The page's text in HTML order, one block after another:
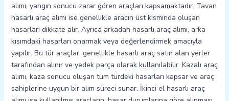
alımı, yangın sonucu zarar gören araçları kapsamaktadır. Tavan
hasarlı araç alımı ise genellikle aracın üst kısmında oluşan
hasarları dikkate alır. Ayrıca arkadan hasarlı araç alımı, arka
kısımdaki hasarları onarmak veya değerlendirmek amacıyla
yapılır. Bu tür araçlar, genellikle hasarlı araç satın alan yerler
tarafından alınır ve yedek parça olarak kullanılabilir. Kazalı araç
alımı, kaza sonucu oluşan tüm türdeki hasarları kapsar ve araç
sahiplerine uygun bir alım süreci sunar. İkinci el hasarlı araç